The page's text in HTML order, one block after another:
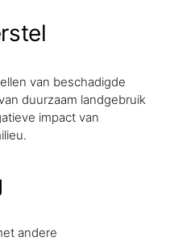
van beschadigde
duurzaam landgebruik
impact van
andere